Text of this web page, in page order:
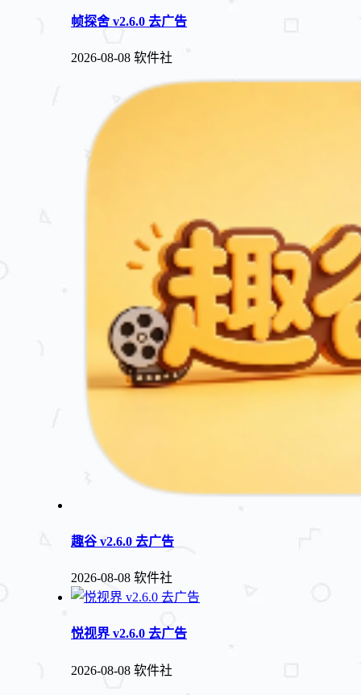
帧探舍 v2.6.0 去广告
2026-08-08 软件社
趣谷 v2.6.0 去广告
2026-08-08 软件社
悦视界 v2.6.0 去广告
2026-08-08 软件社